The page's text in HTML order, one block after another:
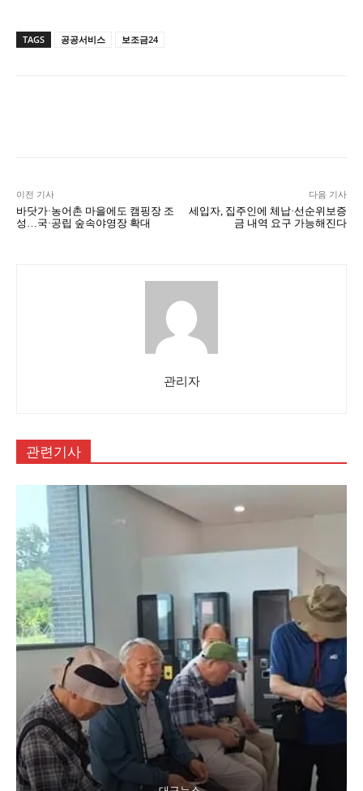
TAGS 공공서비스 보조금24
이전 기사
바닷가·농어촌 마을에도 캠핑장 조
성…국·공립 숲속야영장 확대
다음 기사
세입자, 집주인에 체납·선순위보증
금 내역 요구 가능해진다
관리자
관련기사